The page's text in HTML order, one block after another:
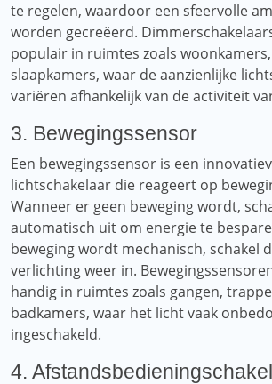
te regelen, waardoor een sfeervolle
worden gecreëerd.
populair in ruimtes zoals
slaapkamers, waar de aanzienlijke
variëren afhankelijk van de activiteit
3. Bewegingssensor
Een bewegingssensor is een
lichtschakelaar die reageert op
Wanneer er geen beweging wordt,
automatisch uit om energie te
beweging wordt mechanisch, schakel
verlichting weer in.
handig in ruimtes zoals gangen,
badkamers, waar het licht vaak
ingeschakeld.
4.